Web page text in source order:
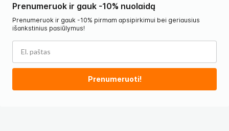
Prenumeruok ir gauk -10% nuolaidą
Prenumeruok ir gauk -10% pirmam apsipirkimui bei geriausius
išankstinius pasiūlymus!
Prenumeruoti!